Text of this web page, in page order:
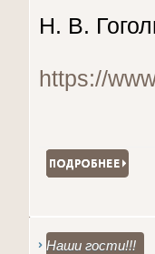
Н. В.
https://
Наши гости!!!